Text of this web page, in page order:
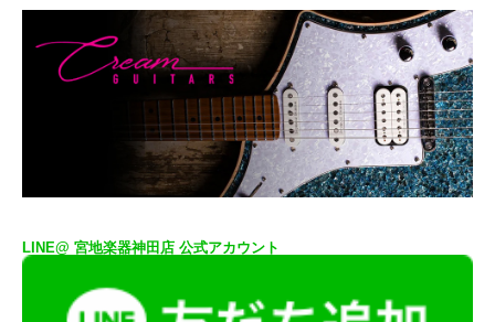
LINE@ 宮地楽器神田店 公式アカウント